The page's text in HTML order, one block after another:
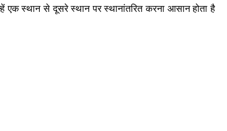
स्थान से दूसरे स्थान पर स्थानांतरित करना आसान होता है